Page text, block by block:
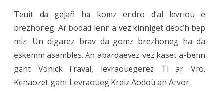
01.03
Teuit da gejañ ha komz endro d’al levrioù e
brezhoneg. Ar bodad lenn a vez kinniget deoc’h bep
miz. Un digarez brav da gomz brezhoneg ha da
eskemm asambles. An abardaevez vez kaset a-benn
gant Vonick Fraval, levraouegerez Ti ar Vro.
Kenaozet gant Levraoueg Kreiz Aodoù an Arvor.